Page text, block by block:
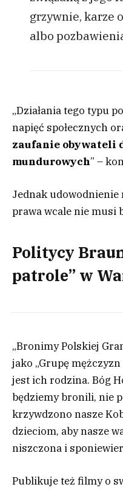
grzywnie, karze
albo
„Działania tego typu
napięć społecznych
zaufanie obywateli
mundurowych” –
Jednak udowodnienie
prawa wcale nie musi
Politycy
patrole” w
„Bronimy Polskiej
jako „Grupę
jest ich rodzina. Bóg
będziemy bronili, nie
krzywdzono nasze
dzieciom, aby nasze
niszczona i
Publikuje też filmy o